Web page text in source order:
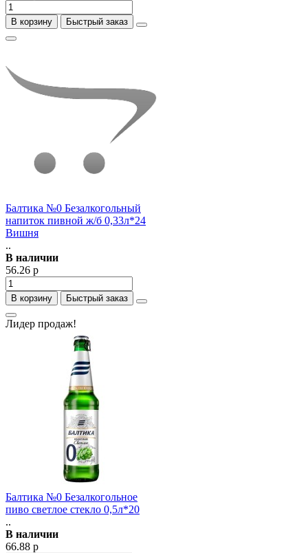
В корзину Быстрый заказ
Балтика №0 Безалкогольный
напиток пивной ж/б 0,33л*24
Вишня
..
В наличии
56.26 р
В корзину Быстрый заказ
Лидер продаж!
Балтика №0 Безалкогольное
пиво светлое стекло 0,5л*20
..
В наличии
66.88 р